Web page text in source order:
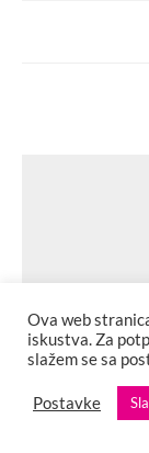
Ova web
iskustva. Za
slažem se sa
Postavke